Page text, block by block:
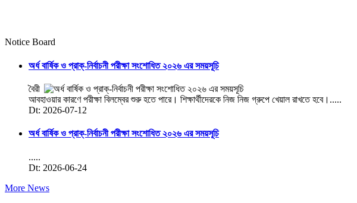
Notice Board
অর্ধ বার্ষিক ও প্রাক্-নির্বাচনী পরীক্ষা সংশোধিত ২০২৬ এর সময়সূচি
বৈরী
আবহাওয়ার কারণে পরীক্ষা বিলম্বের শুরু হতে পারে। শিক্ষার্থীদেরকে নিজ নিজ গ্রুপে খেয়াল রাখতে হবে।.....
Dt: 2026-07-12
অর্ধ বার্ষিক ও প্রাক্-নির্বাচনী পরীক্ষা সংশোধিত ২০২৬ এর সময়সূচি
.....
Dt: 2026-06-24
More News